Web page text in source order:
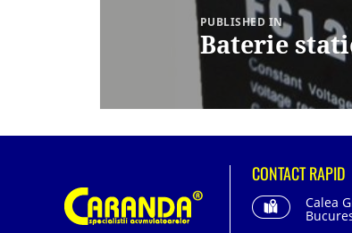
PUBLISHED IN
Baterie
CONTACT RAPID
Calea